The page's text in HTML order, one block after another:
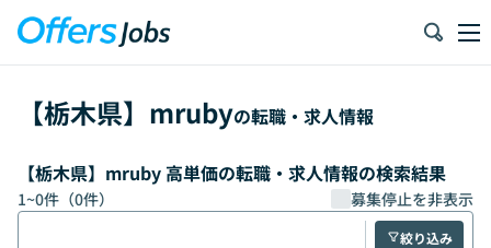
【栃木県】 mrubyの転職・求人情報
【栃木県】mruby 高単価の転職・求人情報の検索結果
1~0件（0件） 募集停止を非表示
絞り込み